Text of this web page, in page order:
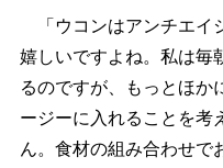
「ウコンはアンチエイ
嬉しいですよね。私は毎
るのですが、もっとほか
ージーに入れることを考
ん。食材の組み合わせで